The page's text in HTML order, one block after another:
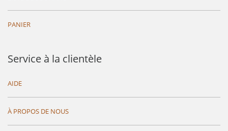
PANIER
Service à la clientèle
AIDE
À PROPOS DE NOUS